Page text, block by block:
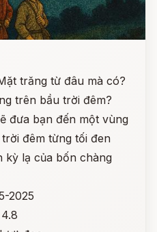
trăng từ đâu mà có?
trên bầu trời đêm?
đưa bạn đến một vùng
đêm từng tối đen
kỳ lạ của bốn chàng
2025
4.8